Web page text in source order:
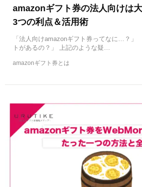
amazonギフト券の法人向けは
3つの利点＆活用術
「法人向けamazonギフト券ってなに…？」
トがあるの？」 上記のような疑…
amazonギフト券とは